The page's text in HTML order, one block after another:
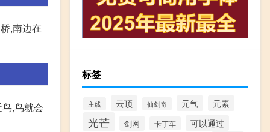
,南边在
,鸟就会
标签
主线 云顶 仙剑奇 元气 元素
光芒 剑网 卡丁车 可以通过